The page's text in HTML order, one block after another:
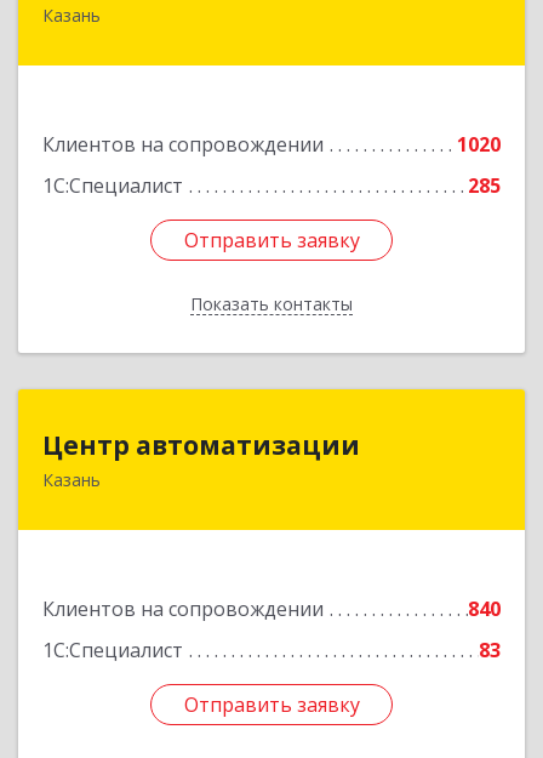
Казань
Клиентов на сопровождении
1020
1С:Специалист
285
Отправить заявку
Показать контакты
420088, Татарстан Респ, Казань г, Победы пр-
Отправить заявку
Назад
Центр автоматизации
Казань
Клиентов на сопровождении
840
1С:Специалист
83
Отправить заявку
420133, Татарстан Респ, Казань г, Ямашева пр-
Отправить заявку